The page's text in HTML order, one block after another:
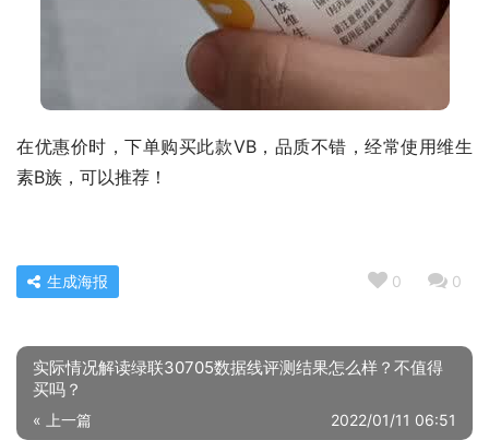
在优惠价时，下单购买此款VB，品质不错，经常使用维生
素B族，可以推荐！
0 0
生成海报
实际情况解读绿联30705数据线评测结果怎么样？不值得
买吗？
« 上一篇 2022/01/11 06:51